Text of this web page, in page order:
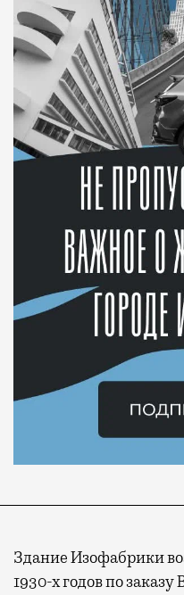
Здание Изофабрики
1930-х годов по заказу